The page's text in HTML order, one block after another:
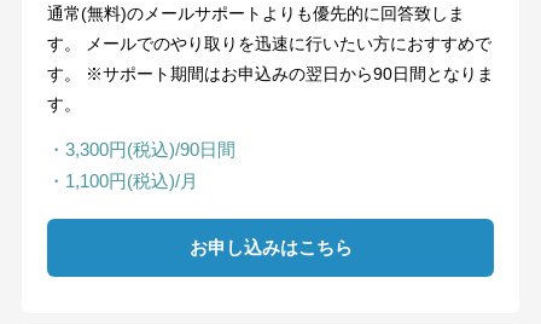
通常(無料)のメールサポートよりも優先的に回答致しま
す。 メールでのやり取りを迅速に行いたい方におすすめで
す。 ※サポート期間はお申込みの翌日から90日間となりま
す。
・3,300円(税込)/90日間
・1,100円(税込)/月
お申し込みはこちら